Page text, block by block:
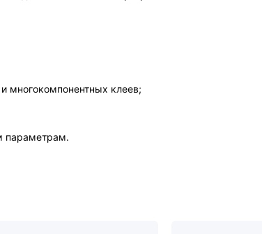
многокомпонентных клеев;
параметрам.